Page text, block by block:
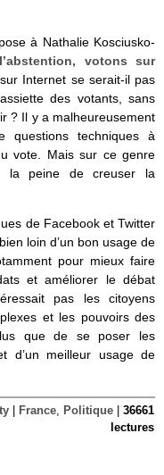
à Nathalie Kosciusko-
votons sur
Internet se serait-il pas
des votants, sans
? Il y a malheureusement
questions techniques à
vote. Mais sur ce genre
la peine de creuser la
de Facebook et Twitter
loin d’un bon usage de
pour mieux faire
et améliorer le débat
pas les citoyens
et les pouvoirs des
que de se poser les
d’un meilleur usage de
France Politique
36661
lectures